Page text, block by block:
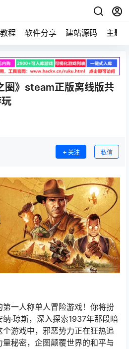
程 软件分享 建站源码 主题
圈》steam正版离线版共
关注 私信
一人称单人冒险游戏！你将扮
·琼斯，深入探索1937年那段暗
游戏中，邪恶势力正在狂热追
秘密，企图颠覆世界的和平与